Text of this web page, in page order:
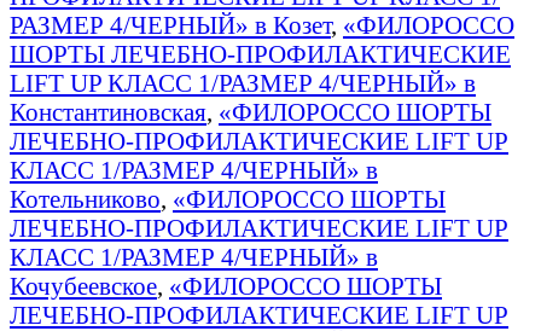
РАЗМЕР 4/ЧЕРНЫЙ» в Козет, «ФИЛОРОССО
ШОРТЫ ЛЕЧЕБНО-ПРОФИЛАКТИЧЕСКИЕ
LIFT UP КЛАСС 1/РАЗМЕР 4/ЧЕРНЫЙ» в
Константиновская, «ФИЛОРОССО ШОРТЫ
ЛЕЧЕБНО-ПРОФИЛАКТИЧЕСКИЕ LIFT UP
КЛАСС 1/РАЗМЕР 4/ЧЕРНЫЙ» в
Котельниково, «ФИЛОРОССО ШОРТЫ
ЛЕЧЕБНО-ПРОФИЛАКТИЧЕСКИЕ LIFT UP
КЛАСС 1/РАЗМЕР 4/ЧЕРНЫЙ» в
Кочубеевское, «ФИЛОРОССО ШОРТЫ
ЛЕЧЕБНО-ПРОФИЛАКТИЧЕСКИЕ LIFT UP